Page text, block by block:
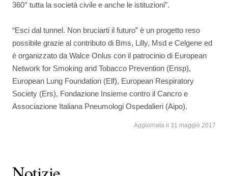
360° tutta la società civile e anche le istituzioni”.
“Esci dal tunnel. Non bruciarti il futuro” è un progetto reso
possibile grazie al contributo di Bms, Lilly, Msd e Celgene ed
è organizzato da Walce Onlus con il patrocinio di European
Network for Smoking and Tobacco Prevention (Ensp),
European Lung Foundation (Elf), European Respiratory
Society (Ers), Fondazione Insieme contro il Cancro e
Associazione Italiana Pneumologi Ospedalieri (Aipo).
Aggiornata il 31 maggio 2017